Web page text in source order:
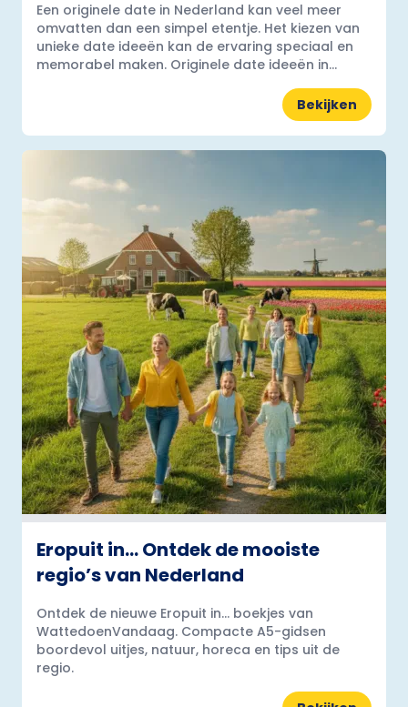
Een originele date in Nederland kan veel meer
omvatten dan een simpel etentje. Het kiezen van
unieke date ideeën kan de ervaring speciaal en
memorabel maken. Originele date ideeën in...
Bekijken
Eropuit in… Ontdek de mooiste
regio’s van Nederland
Ontdek de nieuwe Eropuit in... boekjes van
WattedoenVandaag. Compacte A5-gidsen
boordevol uitjes, natuur, horeca en tips uit de
regio.